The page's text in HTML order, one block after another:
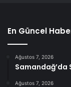
En Güncel
Ağustos 7, 2026
Samandağ’da
Ağustos 7, 2026